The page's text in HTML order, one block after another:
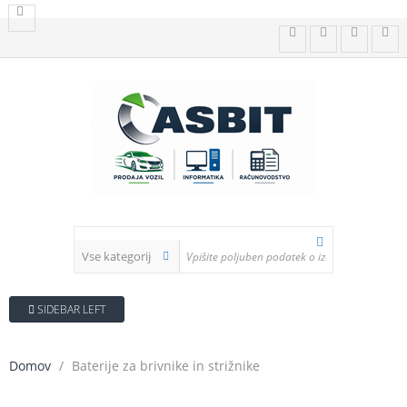
SIDEBAR LEFT
Domov Baterije za brivnike in strižnike